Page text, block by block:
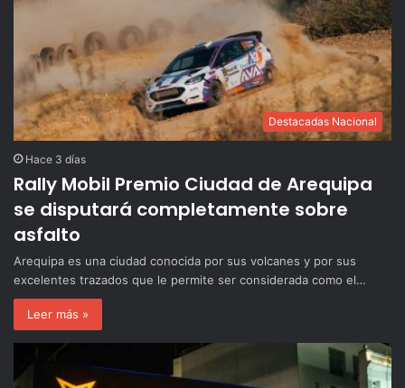
Destacadas Nacional
Hace 3 días
Rally Mobil Premio Ciudad de Arequipa
se disputará completamente sobre
asfalto
Arequipa es una ciudad conocida por sus volcanes y por sus
excelentes trazados que le permite ser considerada como el…
Leer más »